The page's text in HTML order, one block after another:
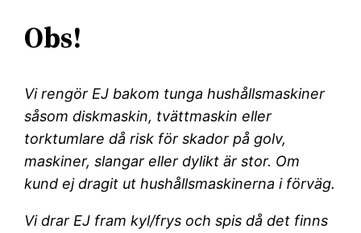
Obs!
Vi rengör EJ bakom tunga hushållsmaskiner
såsom diskmaskin, tvättmaskin eller
torktumlare då risk för skador på golv,
maskiner, slangar eller dylikt är stor. Om
kund ej dragit ut hushållsmaskinerna i förväg.
Vi drar EJ fram kyl/frys och spis då det finns